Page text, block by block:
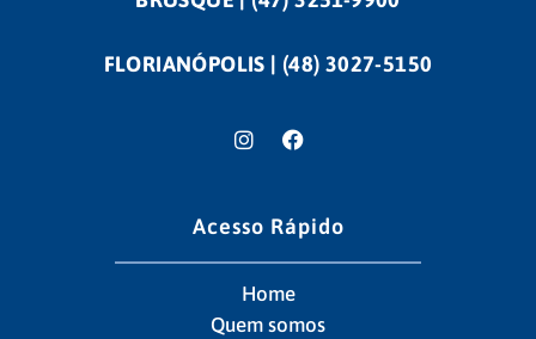
FLORIANÓPOLIS | (48) 3027-5150
Acesso Rápido
Home
Quem somos